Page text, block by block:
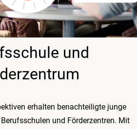
und
erhalten benach­teiligte junge
und Förder­zentren. Mit